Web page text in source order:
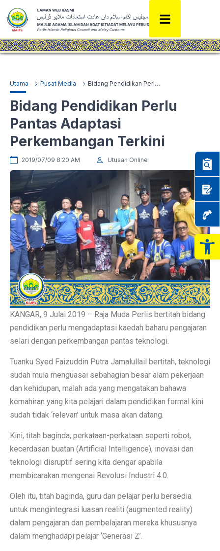
Utama Pusat Media Bidang Pendidikan Perlu Pantas Adaptasi Perkembangan Terkini
Bidang Pendidikan Perlu
Pantas Adaptasi
Perkembangan Terkini
2019/07/09 8:20 AM Utusan Online
KANGAR, 9 Julai 2019 – Raja Muda Perlis bertitah bidang
pendidikan perlu mengadaptasi kaedah baharu pengajaran
selari dengan perkembangan pantas teknologi.
Tuanku Syed Faizuddin Putra Jamalullail bertitah, teknologi
sudah mula menguasai sebahagian besar alam pekerjaan
dan kehidupan, malah ada yang mengatakan bahawa
kemahiran yang kita pelajari dalam pendidikan formal kini
sudah tidak ‘relevan’ untuk masa akan datang.
Kini, titah baginda, perkataan-perkataan seperti robot,
kecerdasan buatan (Artificial Intelligence), inovasi dan
teknologi disruptif sering kita dengar apabila
membicarakan mengenai Revolusi Industri 4.0.
Oleh itu, titah baginda, guru dan pelajar perlu bersedia
untuk mengintegrasi luasan realiti (augmented reality)
dalam pengajaran dan pembelajaran mereka khususnya
dalam menghadapi pelajar ‘Generasi Z’.